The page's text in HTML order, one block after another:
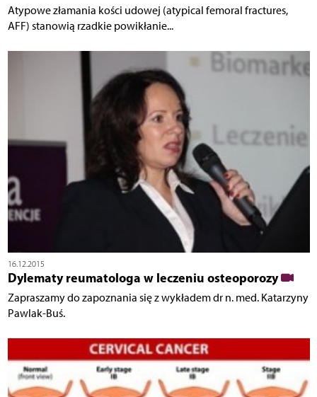
Atypowe złamania kości udowej (atypical femoral fractures,
AFF) stanowią rzadkie powikłanie...
16.12.2015
Dylematy reumatologa w leczeniu osteoporozy
Zapraszamy do zapoznania się z wykładem dr n. med. Katarzyny
Pawlak-Buś.